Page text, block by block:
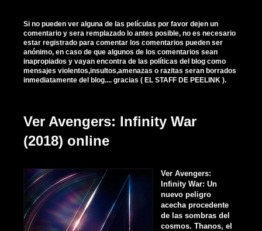
Si no pueden ver alguna de las películas por favor dejen un
comentario y sera remplazado lo antes posible, no es necesario
estar registrado para comentar los comentarios pueden ser
anónimo, en caso de que algunos de los comentarios sean
inapropiados y vayan encontra de las políticas del blog como
mensajes violentos,insultos,amenazas o razitas seran borrados
inmediatamente del blog.... gracias ( EL STAFF DE PEELINK ).
Ver Avengers: Infinity War
(2018) online
Ver Avengers:
Infinity War: Un
nuevo peligro
acecha procedente
de las sombras del
cosmos. Thanos, el